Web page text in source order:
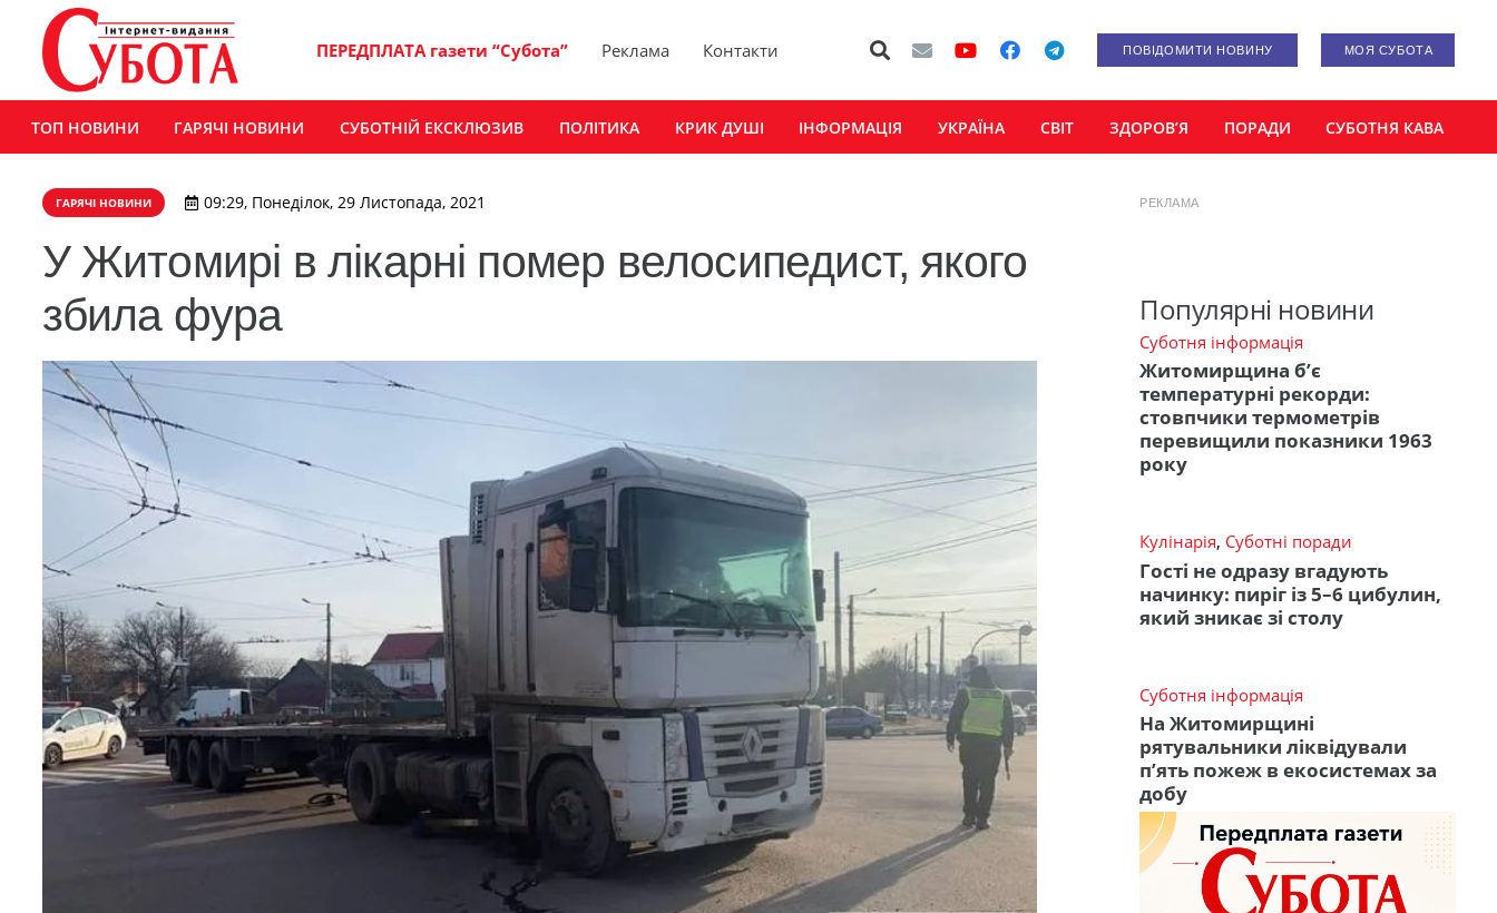
ПЕРЕДПЛАТА газети “Субота” Реклама Контакти ПОВІДОМИТИ НОВИНУ МОЯ СУБОТА
ТОП НОВИНИ ГАРЯЧІ НОВИНИ СУБОТНІЙ ЕКСКЛЮЗИВ ПОЛІТИКА КРИК ДУШІ ІНФОРМАЦІЯ УКРАЇНА СВІТ ЗДОРОВ’Я ПОРАДИ СУБОТНЯ КАВА
ГАРЯЧІ НОВИНИ 09:29, Понеділок, 29 Листопада, 2021
У Житомирі в лікарні помер велосипедист, якого
збила фура
РЕКЛАМА
Популярні новини
Суботня інформація
Житомирщина б’є
температурні рекорди:
стовпчики термометрів
перевищили показники 1963
року
Кулінарія, Суботні поради
Гості не одразу вгадують
начинку: пиріг із 5–6 цибулин,
який зникає зі столу
Суботня інформація
На Житомирщині
рятувальники ліквідували
п’ять пожеж в екосистемах за
добу